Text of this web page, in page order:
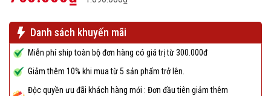
Danh sách khuyến mãi
Miễn phí ship toàn bộ đơn hàng có giá trị từ 300.000đ
Giảm thêm 10% khi mua từ 5 sản phẩm trở lên.
Độc quyền ưu đãi khách hàng mới : Đơn đầu tiên giảm thêm